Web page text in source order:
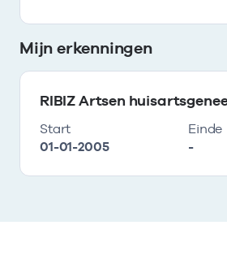
Mijn erkenningen
RIBIZ Artsen
Start
01-01-2005
Einde
-